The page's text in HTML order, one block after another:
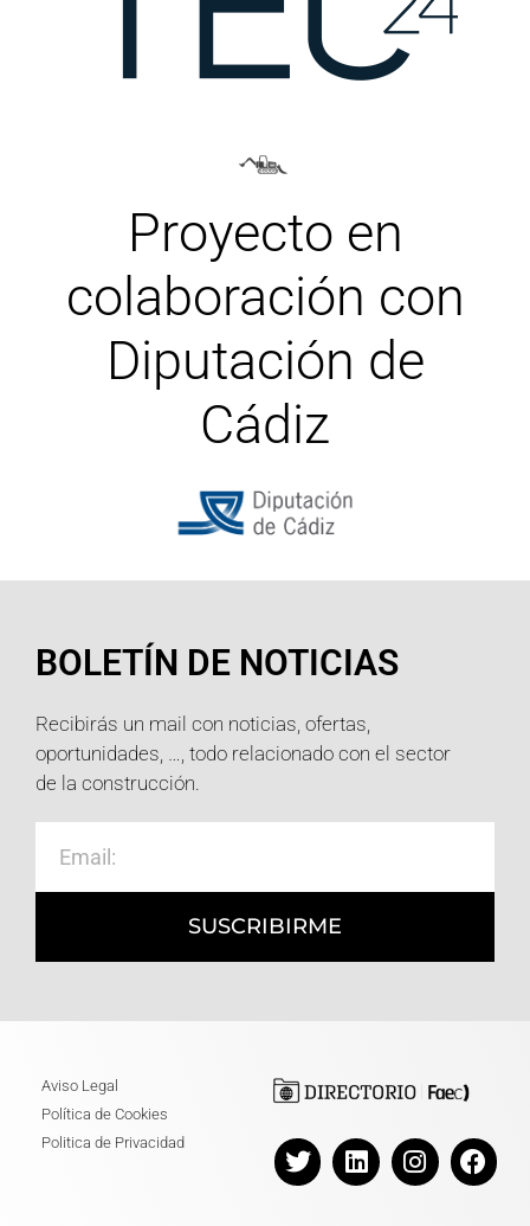
Proyecto en
colaboración con
Diputación de
Cádiz
BOLETÍN DE NOTICIAS
Recibirás un mail con noticias, ofertas,
oportunidades, …, todo relacionado con el sector
de la construcción.
SUSCRIBIRME
Aviso Legal
Política de Cookies
Politica de Privacidad